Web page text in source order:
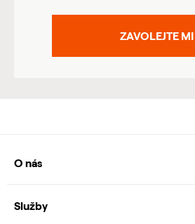
ZAVOLEJTE MI
O nás
Služby